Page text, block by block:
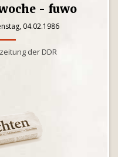
- fuwo
04.02.1986
der DDR